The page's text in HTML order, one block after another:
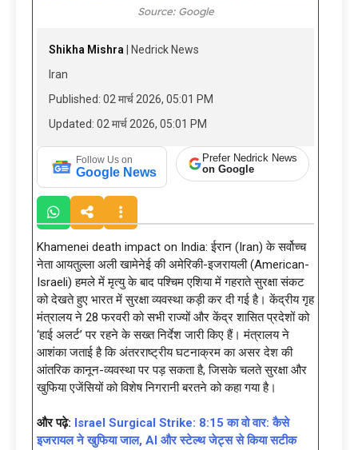
Source: Google
Shikha Mishra | Nedrick News
Iran
Published: 02 मार्च 2026, 05:01 PM
Updated: 02 मार्च 2026, 05:01 PM
Follow Us on
Google News
Prefer Nedrick News
on Google
Khamenei death impact on India: ईरान (Iran) के सर्वोच्च
नेता आयतुल्ला अली खामेनेई की अमेरिकी-इजरायली (American-
Israeli) हमले में मृत्यु के बाद पश्चिम एशिया में गहराते सुरक्षा संकट
को देखते हुए भारत में सुरक्षा व्यवस्था कड़ी कर दी गई है। केंद्रीय गृह
मंत्रालय ने 28 फरवरी को सभी राज्यों और केंद्र शासित प्रदेशों को
‘हाई अलर्ट’ पर रहने के सख्त निर्देश जारी किए हैं। मंत्रालय ने
आशंका जताई है कि अंतरराष्ट्रीय घटनाक्रम का असर देश की
आंतरिक कानून-व्यवस्था पर पड़ सकता है, जिसके चलते सुरक्षा और
खुफिया एजेंसियों को विशेष निगरानी बरतने को कहा गया है।
और पढ़े: Israel Surgical Strike: 8:15 का वो वार: कैसे
इजरायल ने खुफिया जाल, AI और स्टेल्थ जेट्स से किया सटीक